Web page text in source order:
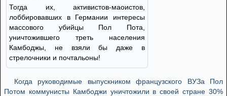
Тогда их, активистов-маоистов,
лоббировавших в Германии интересы
массового убийцы Пол Пота,
уничтожившего треть населения
Камбоджы, не взяли бы даже в
стрелочники и почтальоны!
Когда руководимые выпускником французского ВУЗа Пол
Потом коммунисты Камбоджи уничтожили в своей стране 30%